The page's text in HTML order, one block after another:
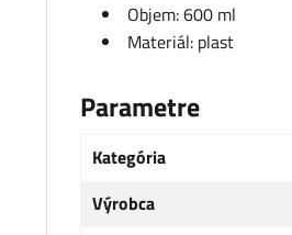
Objem: 600 ml
Materiál: plast
Parametre
Kategória
Výrobca